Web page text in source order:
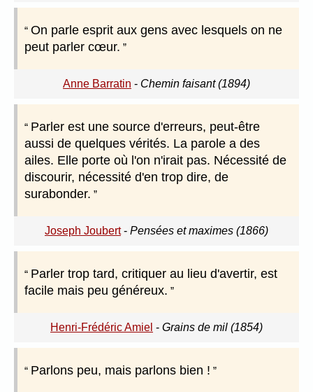
On parle esprit aux gens avec lesquels on ne
peut parler cœur.
Anne Barratin - Chemin faisant (1894)
Parler est une source d'erreurs, peut-être
aussi de quelques vérités. La parole a des
ailes. Elle porte où l'on n'irait pas. Nécessité de
discourir, nécessité d'en trop dire, de
surabonder.
Joseph Joubert- Pensées et maximes (1866)
Parler trop tard, critiquer au lieu d'avertir, est
facile mais peu généreux.
Henri-Frédéric Amiel - Grains de mil (1854)
Parlons peu, mais parlons bien !